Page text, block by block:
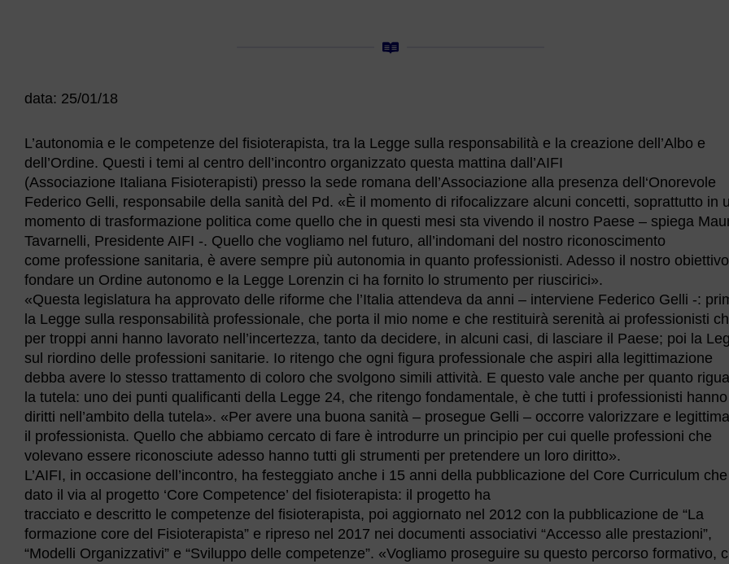
data: 25/01/18
L’autonomia e le competenze del fisioterapista, tra la Legge sulla responsabilità e la creazione dell’Albo e
dell’Ordine. Questi i temi al centro dell’incontro organizzato questa mattina dall’AIFI
(Associazione Italiana Fisioterapisti) presso la sede romana dell’Associazione alla presenza dell‘Onorevole
Federico Gelli, responsabile della sanità del Pd. «È il momento di rifocalizzare alcuni concetti, soprattutto in
momento di trasformazione politica come quello che in questi mesi sta vivendo il nostro Paese – spiega
Tavarnelli, Presidente AIFI -. Quello che vogliamo nel futuro, all’indomani del nostro riconoscimento
come professione sanitaria, è avere sempre più autonomia in quanto professionisti. Adesso il nostro
fondare un Ordine autonomo e la Legge Lorenzin ci ha fornito lo strumento per riuscirici».
«Questa legislatura ha approvato delle riforme che l’Italia attendeva da anni – interviene Federico Gelli -:
la Legge sulla responsabilità professionale, che porta il mio nome e che restituirà serenità ai professionisti
per troppi anni hanno lavorato nell’incertezza, tanto da decidere, in alcuni casi, di lasciare il Paese; poi la
sul riordino delle professioni sanitarie. Io ritengo che ogni figura professionale che aspiri alla legittimazione
debba avere lo stesso trattamento di coloro che svolgono simili attività. E questo vale anche per quanto
la tutela: uno dei punti qualificanti della Legge 24, che ritengo fondamentale, è che tutti i professionisti
diritti nell’ambito della tutela». «Per avere una buona sanità – prosegue Gelli – occorre valorizzare e
il professionista. Quello che abbiamo cercato di fare è introdurre un principio per cui quelle professioni che
volevano essere riconosciute adesso hanno tutti gli strumenti per pretendere un loro diritto».
L’AIFI, in occasione dell’incontro, ha festeggiato anche i 15 anni della pubblicazione del Core Curriculum
dato il via al progetto ‘Core Competence’ del fisioterapista: il progetto ha
tracciato e descritto le competenze del fisioterapista, poi aggiornato nel 2012 con la pubblicazione de “La
formazione core del Fisioterapista” e ripreso nel 2017 nei documenti associativi “Accesso alle prestazioni”,
“Modelli Organizzativi” e “Sviluppo delle competenze”. «Vogliamo proseguire su questo percorso formativo,